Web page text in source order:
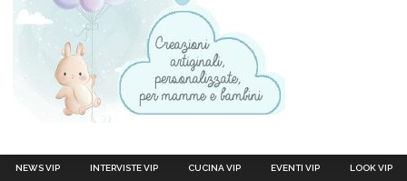
NEWS VIP INTERVISTE VIP CUCINA VIP EVENTI VIP LOOK VIP